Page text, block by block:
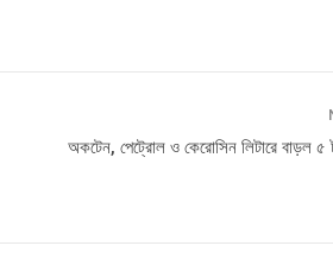
অকটেন, পেট্রোল ও কেরোসিন লিটারে বাড়ল ৫